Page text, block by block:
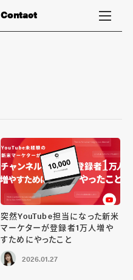
Contact
突然YouTube担当になった新米
マーケターが登録者1万人増や
すためにやったこと
2026.01.27